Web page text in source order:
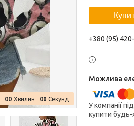
+380 (95)
У компанії
купити будь-
00 Хвилин 00 Секунд